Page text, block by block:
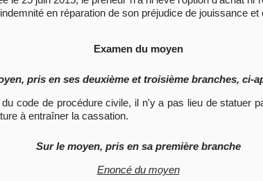
en réparation de son préjudice de jouissance et
Examen du moyen
pris en ses deuxième et troisième branches, ci-
code de procédure civile, il n'y a pas lieu de statuer
à entraîner la cassation.
Sur le moyen, pris en sa première branche
Enoncé du moyen